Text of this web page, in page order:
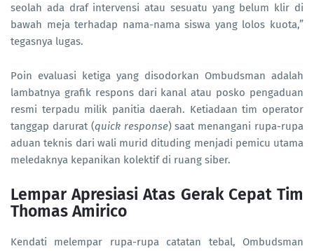
seolah ada draf intervensi atau sesuatu yang belum klir di
bawah meja terhadap nama-nama siswa yang lolos kuota,”
tegasnya lugas.
Poin evaluasi ketiga yang disodorkan Ombudsman adalah
lambatnya grafik respons dari kanal atau posko pengaduan
resmi terpadu milik panitia daerah. Ketiadaan tim operator
tanggap darurat (quick response) saat menangani rupa-rupa
aduan teknis dari wali murid dituding menjadi pemicu utama
meledaknya kepanikan kolektif di ruang siber.
Lempar Apresiasi Atas Gerak Cepat Tim
Thomas Amirico
Kendati melempar rupa-rupa catatan tebal, Ombudsman